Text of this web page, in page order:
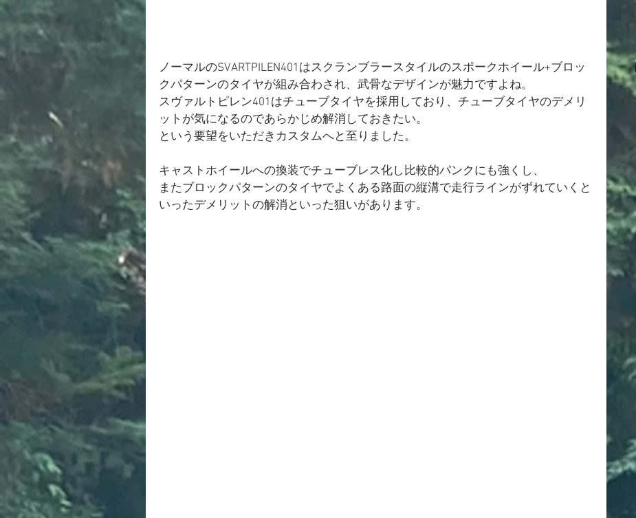
ノーマルのSVARTPILEN401はスクランブラースタイルのスポークホイール+ブロッ
クパターンのタイヤが組み合わされ、武骨なデザインが魅力ですよね。
スヴァルトピレン401はチューブタイヤを採用しており、チューブタイヤのデメリ
ットが気になるのであらかじめ解消しておきたい。
という要望をいただきカスタムへと至りました。
キャストホイールへの換装でチューブレス化し比較的パンクにも強くし、
またブロックパターンのタイヤでよくある路面の縦溝で走行ラインがずれていくと
いったデメリットの解消といった狙いがあります。